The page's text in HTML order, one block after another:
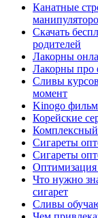
Канатные
Скачать
родителей
Лакорны
Лакорны про
Сливы
момент
Kinogo
Корейские
Сигареты
Сигареты
Оптимизация
Что нужно
сигарет
Сливы